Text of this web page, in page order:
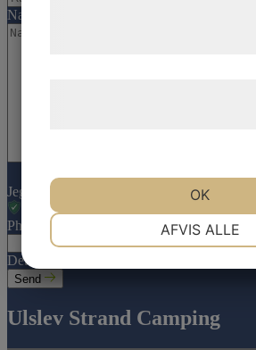
Nachricht*
Jeg er ikke en robot
Phone
Dette felt er til validering og bør ikke ændres.
Send
Ulslev Strand Camping
AFVIS ALLE
OK